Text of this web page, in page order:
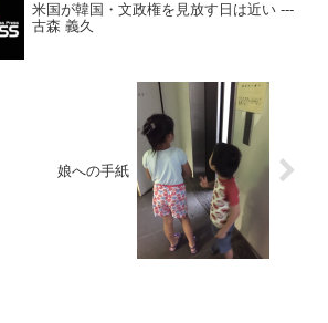
米国が韓国・文政権を見放す日は近い ---
古森 義久
娘への手紙